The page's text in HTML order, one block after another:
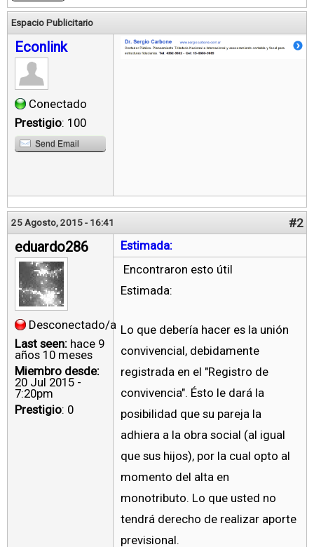
Espacio Publicitario
Econlink
Conectado
Prestigio: 100
Send Email
25 Agosto, 2015 - 16:41 #2
eduardo286
Desconectado/a
Last seen: hace 9
años 10 meses
Miembro desde:
20 Jul 2015 -
7:20pm
Prestigio: 0
Estimada:
Encontraron esto útil
Estimada:
Lo que debería hacer es la unión
convivencial, debidamente
registrada en el "Registro de
convivencia". Ésto le dará la
posibilidad que su pareja la
adhiera a la obra social (al igual
que sus hijos), por la cual opto al
momento del alta en
monotributo. Lo que usted no
tendrá derecho de realizar aporte
previsional.